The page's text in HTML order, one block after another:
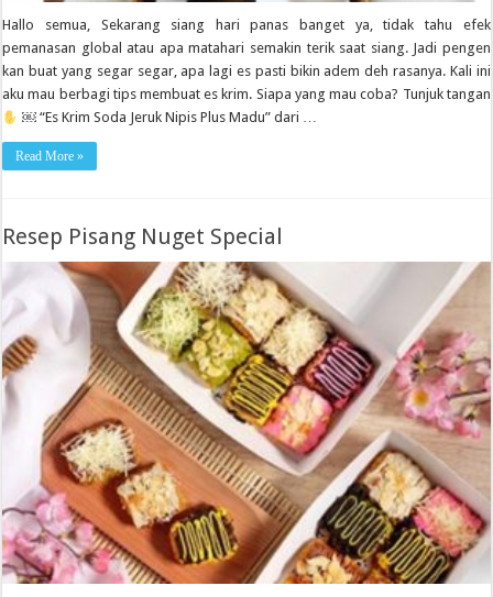
Hallo semua, Sekarang siang hari panas banget ya, tidak tahu efek
pemanasan global atau apa matahari semakin terik saat siang. Jadi pengen
kan buat yang segar segar, apa lagi es pasti bikin adem deh rasanya. Kali ini
aku mau berbagi tips membuat es krim. Siapa yang mau coba? Tunjuk tangan
￼ “Es Krim Soda Jeruk Nipis Plus Madu” dari …
Read More »
Resep Pisang Nuget Special